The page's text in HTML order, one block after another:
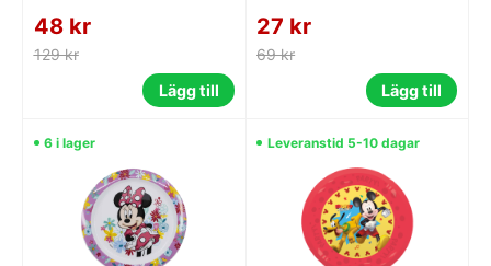
48 kr
129 kr
Lägg till
27 kr
69 kr
Lägg till
6 i lager Leveranstid 5-10 dagar